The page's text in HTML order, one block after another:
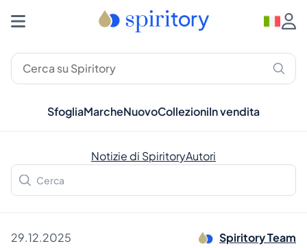
SfogliaMarcheNuovoCollezioniIn vendita
Notizie di SpiritoryAutori
29.12.2025 Spiritory Team